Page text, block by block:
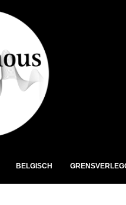
BELGISCH